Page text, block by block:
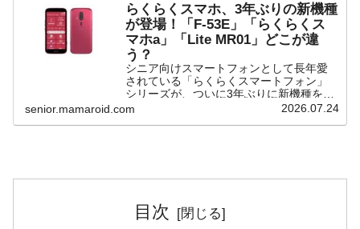
らくらくスマホ、3年ぶりの新機種
が登場！「F-53E」「らくらくス
マホa」「Lite MR01」どこが違
う？
シニア向けスマートフォンとして長年愛
されている「らくらくスマートフォン」
シリーズが、ついに3年ぶりに新機種を発
表しました。今回は、ドコモ版だけでな
senior.mamaroid.com 2026.07.24
目次